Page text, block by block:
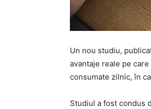
Un nou studiu,
avantaje reale pe
consumate zilnic, în
Studiul a fost condus